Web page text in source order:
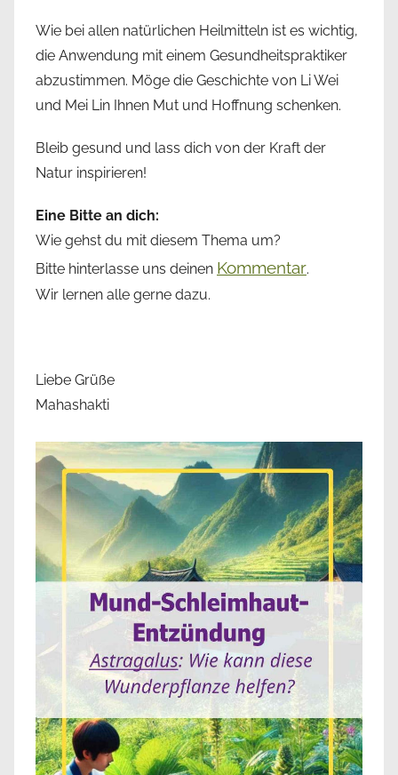
Wie bei allen natürlichen Heilmitteln ist es wichtig,
die Anwendung mit einem Gesundheitspraktiker
abzustimmen. Möge die Geschichte von Li Wei
und Mei Lin Ihnen Mut und Hoffnung schenken.
Bleib gesund und lass dich von der Kraft der
Natur inspirieren!
Eine Bitte an dich:
Wie gehst du mit diesem Thema um?
Bitte hinterlasse uns deinen Kommentar.
Wir lernen alle gerne dazu.
Liebe Grüße
Mahashakti